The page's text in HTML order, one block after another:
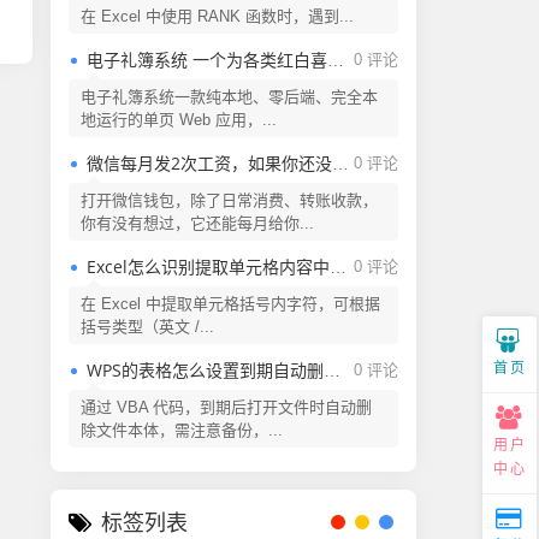
在 Excel 中使用 RANK 函数时，遇到...
0 评论
电子礼簿系统 一个为各类红白喜事提供现代化、安全、高效的礼金（份子钱）管理解决方案
电子礼簿系统一款纯本地、零后端、完全本
地运行的单页 Web 应用，...
0 评论
微信每月发2次工资，如果你还没领取，还不快来看看
打开微信钱包，除了日常消费、转账收款，
你有没有想过，它还能每月给你...
0 评论
Excel怎么识别提取单元格内容中括号内的字符？
在 Excel 中提取单元格括号内字符，可根据
括号类型（英文 /...
0 评论
WPS的表格怎么设置到期自动删除？Excel表格怎么设置到期自动删除？
通过 VBA 代码，到期后打开文件时自动删
除文件本体，需注意备份，...
标签列表
首页
用户
中心